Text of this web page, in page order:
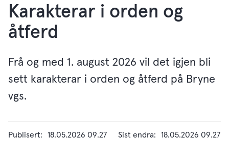
Karakterar i orden og
åtferd
Frå og med 1. august 2026 vil det igjen bli
sett karakterar i orden og åtferd på Bryne
vgs.
Publisert 18.05.2026 09.27 Sist endra 18.05.2026 09.27